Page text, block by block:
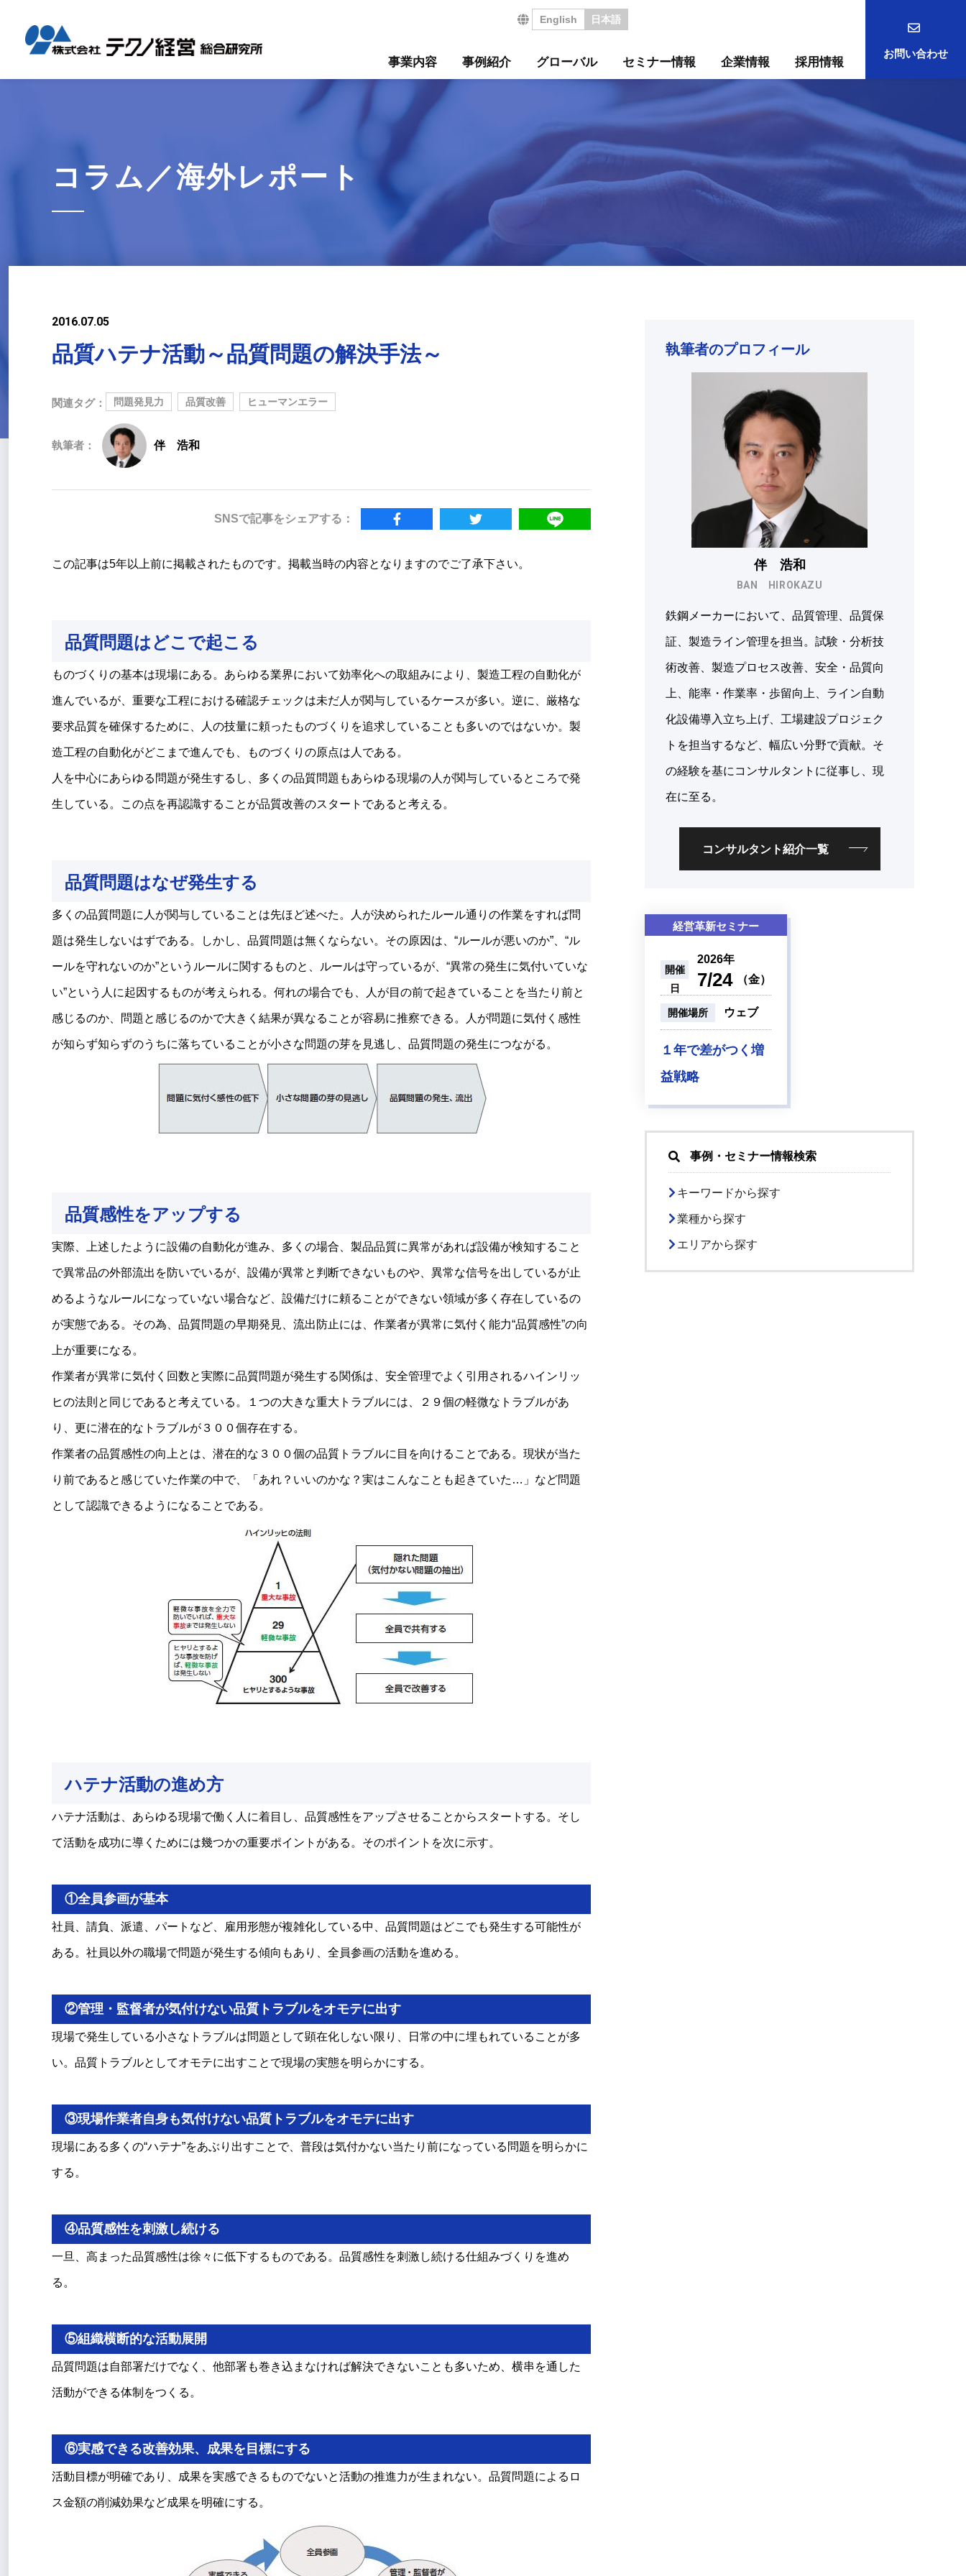
English 日本語
事業内容
テクノ経営の特長
工場管理力セルフチェック
事例紹介
国内コンサルティング事例
ASAP
グローバル
海外展開について
セミナー情報
経営革新セミナー
企業情報
会社概要・沿革
事業所案内
情報セキュリティ方針
テクノ経営ウェブソリューションズ
採用情報
メッセージ
社員インタビュー
コンサルタントになるためには
募集職種・募集要項 採用エントリー
お問い合わせ
コラム／海外レポート
2016.07.05
品質ハテナ活動～品質問題の解決手法～
関連タグ： 問題発見力 品質改善 ヒューマンエラー
執筆者： 伴 浩和
SNSで記事をシェアする：
この記事は5年以上前に掲載されたものです。掲載当時の内容となりますのでご了承下さい。
品質問題はどこで起こる
ものづくりの基本は現場にある。あらゆる業界において効率化への取組みにより、製造工程の自動化が
進んでいるが、重要な工程における確認チェックは未だ人が関与しているケースが多い。逆に、厳格な
要求品質を確保するために、人の技量に頼ったものづくりを追求していることも多いのではないか。製
造工程の自動化がどこまで進んでも、ものづくりの原点は人である。
人を中心にあらゆる問題が発生するし、多くの品質問題もあらゆる現場の人が関与しているところで発
生している。この点を再認識することが品質改善のスタートであると考える。
品質問題はなぜ発生する
多くの品質問題に人が関与していることは先ほど述べた。人が決められたルール通りの作業をすれば問
題は発生しないはずである。しかし、品質問題は無くならない。その原因は、“ルールが悪いのか”、“ル
ールを守れないのか”というルールに関するものと、ルールは守っているが、“異常の発生に気付いていな
い”という人に起因するものが考えられる。何れの場合でも、人が目の前で起きていることを当たり前と
感じるのか、問題と感じるのかで大きく結果が異なることが容易に推察できる。人が問題に気付く感性
が知らず知らずのうちに落ちていることが小さな問題の芽を見逃し、品質問題の発生につながる。
品質感性をアップする
実際、上述したように設備の自動化が進み、多くの場合、製品品質に異常があれば設備が検知すること
で異常品の外部流出を防いでいるが、設備が異常と判断できないものや、異常な信号を出しているが止
めるようなルールになっていない場合など、設備だけに頼ることができない領域が多く存在しているの
が実態である。その為、品質問題の早期発見、流出防止には、作業者が異常に気付く能力“品質感性”の向
上が重要になる。
作業者が異常に気付く回数と実際に品質問題が発生する関係は、安全管理でよく引用されるハインリッ
ヒの法則と同じであると考えている。１つの大きな重大トラブルには、２９個の軽微なトラブルがあ
り、更に潜在的なトラブルが３００個存在する。
作業者の品質感性の向上とは、潜在的な３００個の品質トラブルに目を向けることである。現状が当た
り前であると感じていた作業の中で、「あれ？いいのかな？実はこんなことも起きていた…」など問題
として認識できるようになることである。
ハテナ活動の進め方
ハテナ活動は、あらゆる現場で働く人に着目し、品質感性をアップさせることからスタートする。そし
て活動を成功に導くためには幾つかの重要ポイントがある。そのポイントを次に示す。
①全員参画が基本
社員、請負、派遣、パートなど、雇用形態が複雑化している中、品質問題はどこでも発生する可能性が
ある。社員以外の職場で問題が発生する傾向もあり、全員参画の活動を進める。
②管理・監督者が気付けない品質トラブルをオモテに出す
現場で発生している小さなトラブルは問題として顕在化しない限り、日常の中に埋もれていることが多
い。品質トラブルとしてオモテに出すことで現場の実態を明らかにする。
③現場作業者自身も気付けない品質トラブルをオモテに出す
現場にある多くの“ハテナ”をあぶり出すことで、普段は気付かない当たり前になっている問題を明らかに
する。
④品質感性を刺激し続ける
一旦、高まった品質感性は徐々に低下するものである。品質感性を刺激し続ける仕組みづくりを進め
る。
⑤組織横断的な活動展開
品質問題は自部署だけでなく、他部署も巻き込まなければ解決できないことも多いため、横串を通した
活動ができる体制をつくる。
⑥実感できる改善効果、成果を目標にする
活動目標が明確であり、成果を実感できるものでないと活動の推進力が生まれない。品質問題によるロ
ス金額の削減効果など成果を明確にする。
執筆者のプロフィール
伴 浩和
BAN HIROKAZU
鉄鋼メーカーにおいて、品質管理、品質保
証、製造ライン管理を担当。試験・分析技
術改善、製造プロセス改善、安全・品質向
上、能率・作業率・歩留向上、ライン自動
化設備導入立ち上げ、工場建設プロジェク
トを担当するなど、幅広い分野で貢献。そ
の経験を基にコンサルタントに従事し、現
在に至る。
コンサルタント紹介一覧
経営革新セミナー
開催
日
2026年
7/24 （金）
開催場所 ウェブ
１年で差がつく増
益戦略
事例・セミナー情報検索
キーワードから探す
業種から探す
エリアから探す